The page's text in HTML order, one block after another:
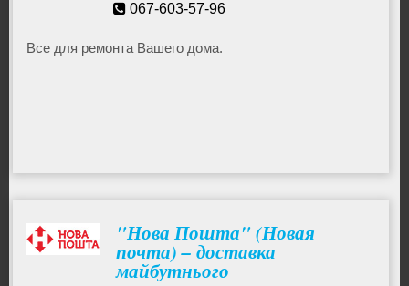
067-603-57-96
Все для ремонта Вашего дома.
"Нова Пошта" (Новая
почта) – доставка
майбутнього